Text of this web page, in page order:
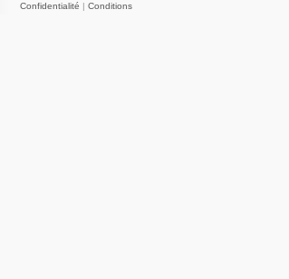
Confidentialité | Conditions